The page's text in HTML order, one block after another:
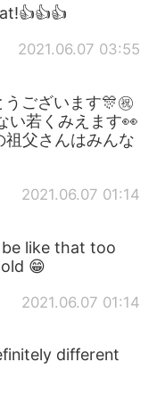
2021.06.07 03:55
ございます🎊㊗️
い若くみえます👀
父さんはみんな
2021.06.07 01:14
like that too
😁
2021.06.07 01:14
different